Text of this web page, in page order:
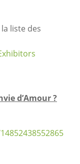
liste des
d’Amour ?